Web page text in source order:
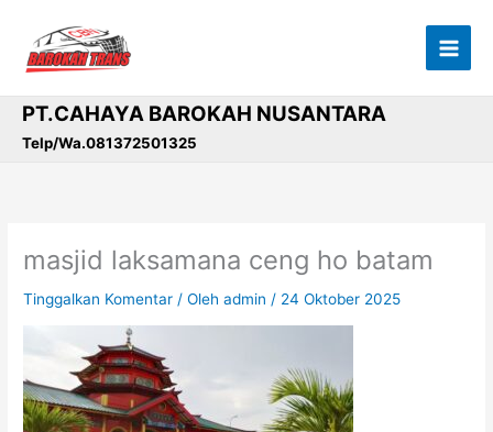
konten
PT.CAHAYA BAROKAH NUSANTARA
Telp/Wa.081372501325
masjid laksamana ceng ho batam
Tinggalkan Komentar / Olehadmin / 24 Oktober 2025